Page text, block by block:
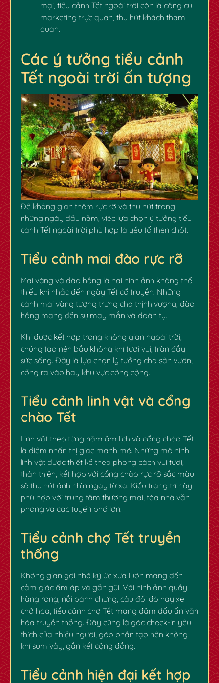
mại, tiểu cảnh Tết ngoài trời còn là công cụ
marketing trực quan, thu hút khách tham
quan.
Các ý tưởng tiểu cảnh
Tết ngoài trời ấn tượng
Để không gian thêm rực rỡ và thu hút trong
những ngày đầu năm, việc lựa chọn ý tưởng tiểu
cảnh Tết ngoài trời phù hợp là yếu tố then chốt.
Tiểu cảnh mai đào rực rỡ
Mai vàng và đào hồng là hai hình ảnh không thể
thiếu khi nhắc đến ngày Tết cổ truyền. Những
cành mai vàng tượng trưng cho thịnh vượng, đào
hồng mang đến sự may mắn và đoàn tụ.
Khi được kết hợp trong không gian ngoài trời,
chúng tạo nên bầu không khí tươi vui, tràn đầy
sức sống. Đây là lựa chọn lý tưởng cho sân vườn,
cổng ra vào hay khu vực công cộng.
Tiểu cảnh linh vật và cổng
chào Tết
Linh vật theo từng năm âm lịch và cổng chào Tết
là điểm nhấn thị giác mạnh mẽ. Những mô hình
linh vật được thiết kế theo phong cách vui tươi,
thân thiện, kết hợp với cổng chào rực rỡ sắc màu
sẽ thu hút ánh nhìn ngay từ xa. Kiểu trang trí này
phù hợp với trung tâm thương mại, tòa nhà văn
phòng và các tuyến phố lớn.
Tiểu cảnh chợ Tết truyền
thống
Không gian gợi nhớ ký ức xưa luôn mang đến
cảm giác ấm áp và gần gũi. Với hình ảnh quầy
hàng rong, nồi bánh chưng, câu đối đỏ hay xe
chở hoa, tiểu cảnh chợ Tết mang đậm dấu ấn văn
hóa truyền thống. Đây cũng là góc check-in yêu
thích của nhiều người, góp phần tạo nên không
khí sum vầy, gắn kết cộng đồng.
Tiểu cảnh hiện đại kết hợp